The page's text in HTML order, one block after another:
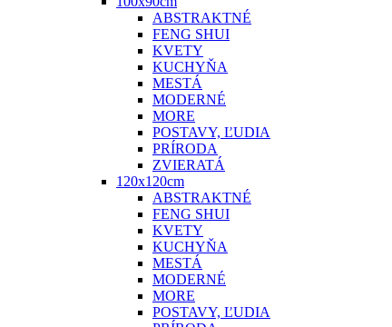
ABSTRAKTNÉ
FENG SHUI
KVETY
KUCHYŇA
MESTÁ
MODERNÉ
MORE
POSTAVY, ĽUDIA
PRÍRODA
ZVIERATÁ
120x120cm
ABSTRAKTNÉ
FENG SHUI
KVETY
KUCHYŇA
MESTÁ
MODERNÉ
MORE
POSTAVY, ĽUDIA